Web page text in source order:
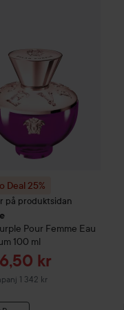
Deal 25%
på produktsidan
Pour Femme Eau
100 ml
kr
1 342 kr